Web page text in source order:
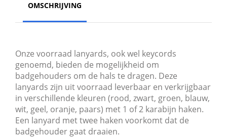
OMSCHRIJVING
Onze voorraad lanyards, ook wel keycords
genoemd, bieden de mogelijkheid om
badgehouders om de hals te dragen. Deze
lanyards zijn uit voorraad leverbaar en verkrijgbaar
in verschillende kleuren (rood, zwart, groen, blauw,
wit, geel, oranje, paars) met 1 of 2 karabijn haken.
Een lanyard met twee haken voorkomt dat de
badgehouder gaat draaien.